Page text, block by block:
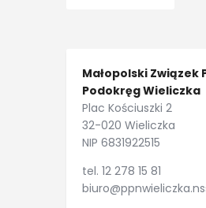
Małopolski Związek
Podokręg Wieliczka
Plac Kościuszki 2
32-020 Wieliczka
NIP 6831922515
tel. 12 278 15 81